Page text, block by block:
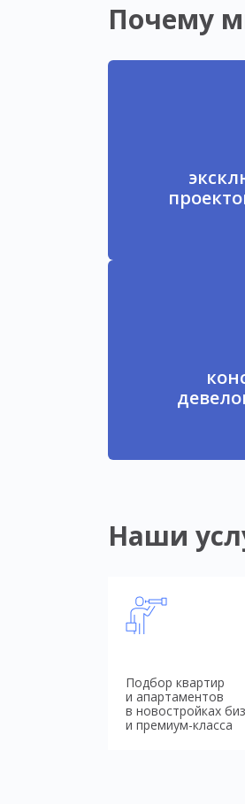
Почему
Наши
Подбор квартир
и апартаментов
в новостройках
и премиум-класса